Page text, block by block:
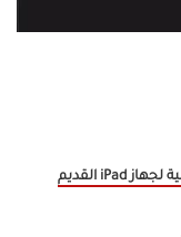
أفضل الاستخدامات العملية لجهاز iPad القديم